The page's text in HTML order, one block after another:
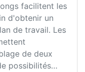
facilitent les
d'obtenir un
de travail. Les
de deux
possibilités